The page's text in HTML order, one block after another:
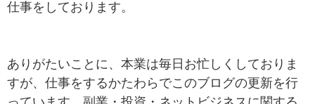
仕事をしております。
ありがたいことに、本業は毎日お忙しくしておりま
すが、仕事をするかたわらでこのブログの更新を行